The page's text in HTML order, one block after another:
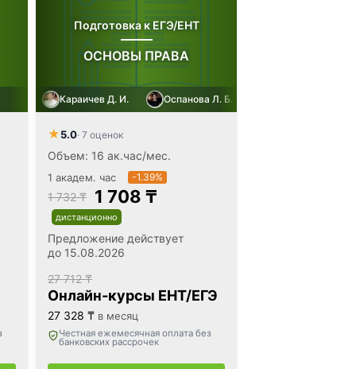
Подготовка к ЕГЭ/ЕНТ
ОСНОВЫ ПРАВА
Караичев Д. И. Оспанова Л. Б.
★5.0· 7 оценок
Объем: 16 ак.час/мес.
1 академ. час -1.39%
1 732 ₸ 1 708 ₸
дистанционно
Предложение действует
до 15.08.2026
27 712 ₸
Онлайн-курсы ЕНТ/ЕГЭ
27 328 ₸ в месяц
Честная ежемесячная оплата без
банковских рассрочек